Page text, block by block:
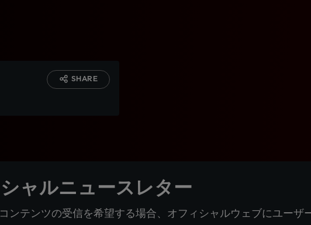
SHARE
ャルニュースレター
ンテンツの受信を希望する場合、オフィシャルウェブにユーザ